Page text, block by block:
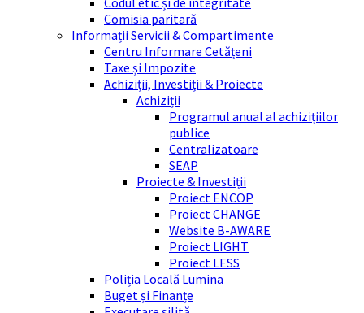
Comisia paritară
Informații Servicii & Compartimente
Centru Informare Cetățeni
Taxe și Impozite
Achiziții, Investiții & Proiecte
Achiziții
Programul anual al achizițiilor
publice
Centralizatoare
SEAP
Proiecte & Investiții
Proiect ENCOP
Proiect CHANGE
Website B-AWARE
Proiect LIGHT
Proiect LESS
Poliția Locală Lumina
Buget și Finanțe